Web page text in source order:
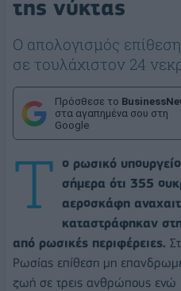
της νύκτας
Ο απολογισμός
σε τουλάχιστον 24
Πρόσθεσε το
στα αγαπημένα σου στη
Google
Τ
ο ρωσικό
σήμερα ότι 355
αεροσκάφη
καταστράφηκαν
από ρωσικές περιφέρειες.
Ρωσίας επίθεση μη
ζωή σε τρεις ανθρώπους ενώ